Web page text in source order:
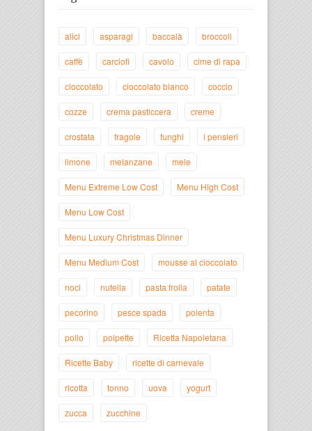
alici asparagi baccalà broccoli
caffè carciofi cavolo cime di rapa
cioccolato cioccolato bianco coccio
cozze crema pasticcera creme
crostata fragole funghi i pensieri
limone melanzane mele
Menu Extreme Low Cost Menu High Cost
Menu Low Cost
Menu Luxury Christmas Dinner
Menu Medium Cost mousse al cioccolato
noci nutella pasta frolla patate
pecorino pesce spada polenta
pollo polpette Ricetta Napoletana
Ricette Baby ricette di carnevale
ricotta tonno uova yogurt
zucca zucchine